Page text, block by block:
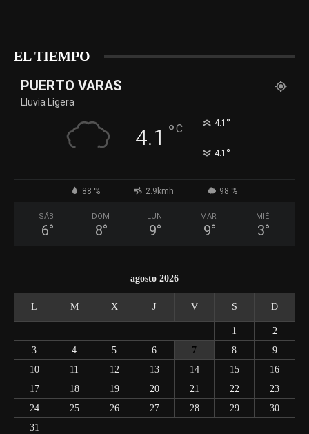
EL TIEMPO
PUERTO VARAS
Lluvia Ligera
4.1 °C 4.1 °
4.1 °
88 % 2.9kmh 98 %
SÁB
6°
DOM
8°
LUN
9°
MAR
9°
MIÉ
3°
agosto 2026
L M X J V S D
1
2
3
4 5 6 7 8
9
10
11 12 13 14 15
16
17
18 19 20 21 22
23
24
25 26 27 28 29
30
31